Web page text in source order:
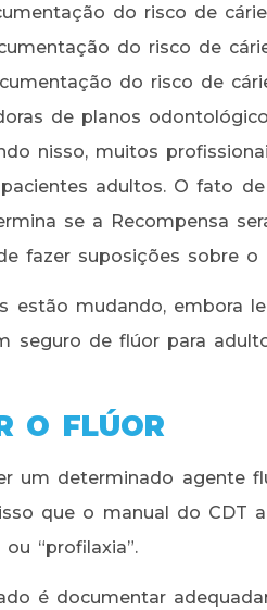
do risco de
do risco de
do risco de
de planos
nisso, muitos
adultos. O fato
se a Recompensa
fazer suposições sobre
estão mudando, embora
seguro de flúor para
O FLÚOR
um determinado agente
que o manual do CDT
“profilaxia”.
é documentar